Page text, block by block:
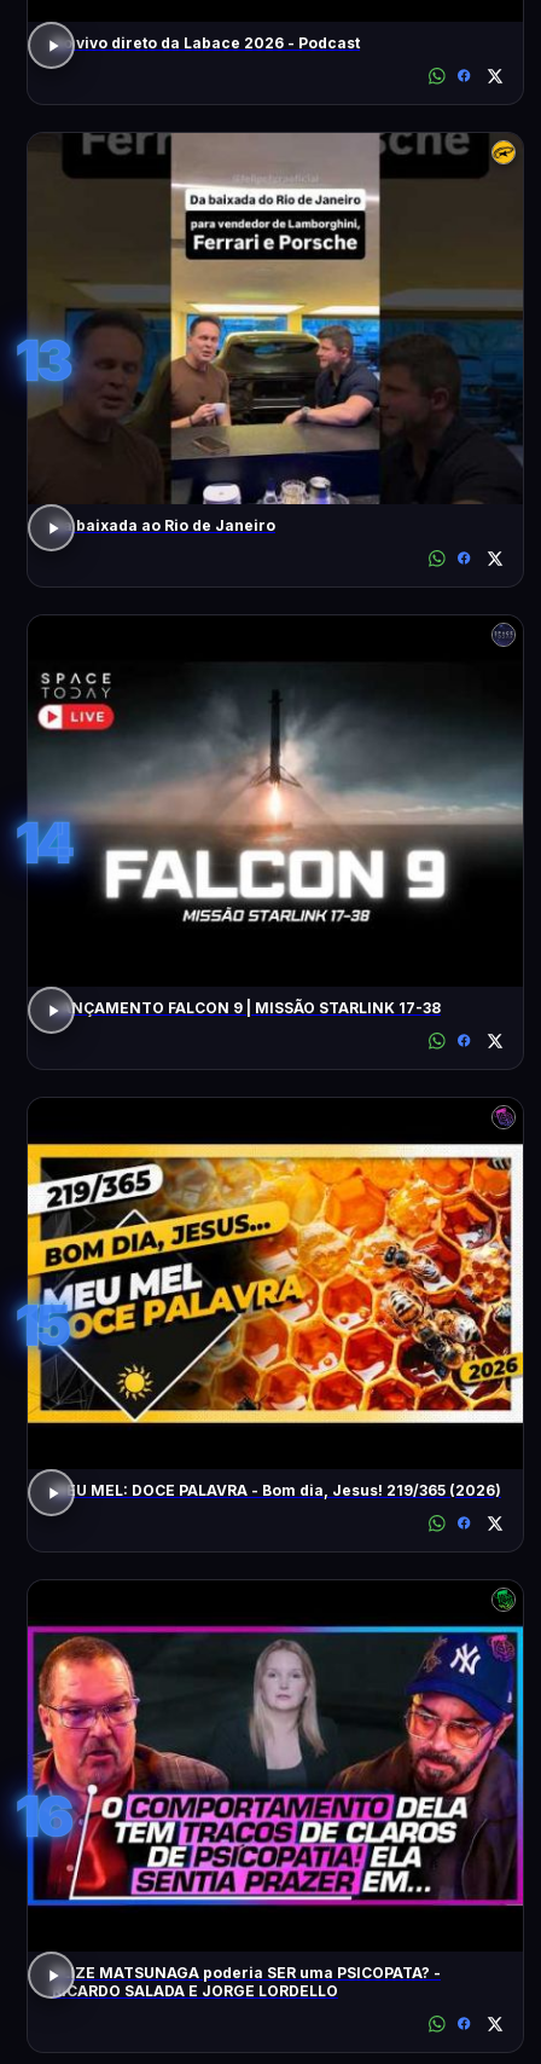
Ao vivo direto da Labace 2026 - Podcast
13
Da baixada ao Rio de Janeiro
14
LANÇAMENTO FALCON 9 | MISSÃO STARLINK 17-38
15
MEU MEL: DOCE PALAVRA - Bom dia, Jesus! 219/365 (2026)
16
ELIZE MATSUNAGA poderia SER uma PSICOPATA? -
RICARDO SALADA E JORGE LORDELLO